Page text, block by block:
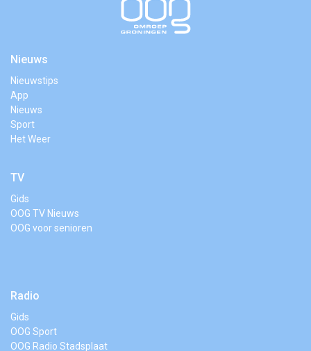
Nieuws
Nieuwstips
App
Nieuws
Sport
Het Weer
TV
Gids
OOG TV Nieuws
OOG voor senioren
Radio
Gids
OOG Sport
OOG Radio Stadsplaat